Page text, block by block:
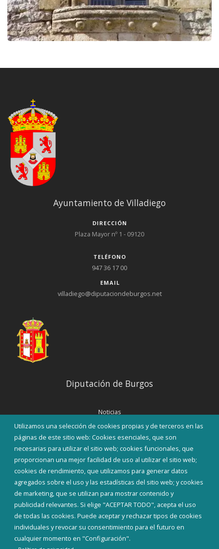
Utilizamos una selección de cookies propias y de terceros en las
páginas de este sitio web: Cookies esenciales, que son
necesarias para utilizar el sitio web; cookies funcionales, que
proporcionan una mejor facilidad de uso al utilizar el sitio web;
cookies de rendimiento, que utilizamos para generar datos
agregados sobre el uso y las estadísticas del sitio web; y cookies
de marketing, que se utilizan para mostrar contenido y
publicidad relevantes. Si elige "ACEPTAR TODO", acepta el uso
de todas las cookies. Puede aceptar y rechazar tipos de cookies
individuales y revocar su consentimiento para el futuro en
cualquier momento en "Configuración".
Ayuntamiento de Villadiego
DIRECCIÓN
Plaza Mayor nº 1 - 09120
TELÉFONO
947 36 17 00
EMAIL
villadiego@diputaciondeburgos.net
Diputación de Burgos
Noticias
Eventos
Corporación Municipal
Teléfonos de interés
INICIAR SESIÓN
MAPA WEB